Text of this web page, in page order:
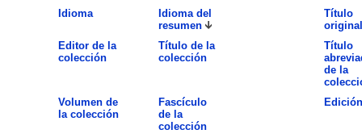
Idioma
Idioma del
resumen
Título
original
Editor de la
colección
Título de la
colección
Título
de la
Volumen de
la colección
Fascículo
de la
colección
Edición